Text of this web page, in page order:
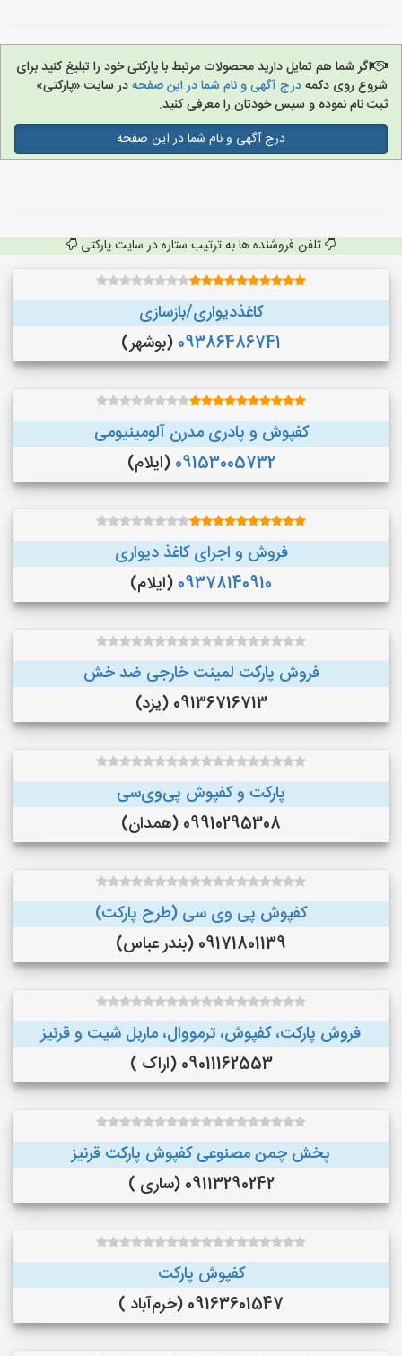
اگر شما هم تمایل دارید محصولات مرتبط با پارکتی خود را تبلیغ کنید برای
شروع روی دکمهدرج آگهی و نام شما در این صفحهدر سایت «پارکتی»
ثبت نام نموده و سپس خودتان را معرفی کنید.
درج آگهی و نام شما در این صفحه
تلفن فروشنده ها به ترتیب ستاره در سایت پارکتی
کاغذدیواری/بازسازی
09386486741 (بوشهر)
کفپوش و پادری مدرن آلومینیومی
09153005732 (ایلام)
فروش و اجرای کاغذ دیواری
09378140910 (ایلام)
فروش پارکت لمینت خارجی ضد خش
09136716713 (یزد)
پارکت و کفپوش پی‌وی‌سی
09910295308 (همدان)
کفپوش پی وی سی (طرح پارکت)
09171801139 (بندر عباس)
فروش پارکت، کفپوش، ترمووال، ماربل شیت و قرنیز
09011162553 (اراک )
پخش چمن مصنوعی کفپوش پارکت قرنیز
09113290242 (ساری )
کفپوش پارکت
09163601547 (خرم‌آباد )